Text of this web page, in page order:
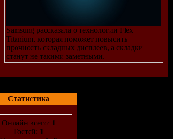
Samsung рассказала о технологии Flex
Titanium, которая поможет повысить
прочность складных дисплеев, а складки
станут не такими заметными.
Статистика
Онлайн всего: 1
Гостей: 1